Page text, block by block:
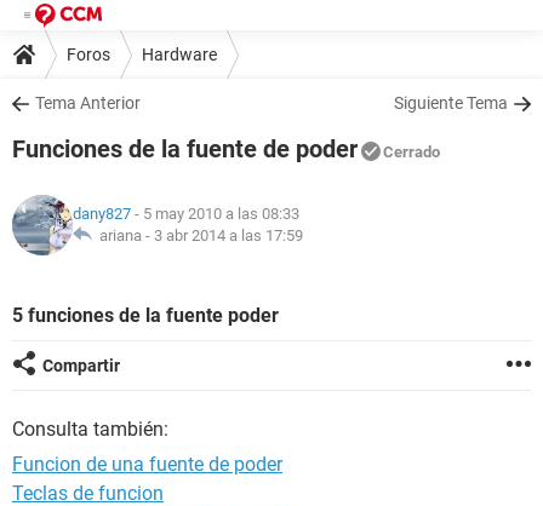
Foros Hardware
Tema Anterior Siguiente Tema
Funciones de la fuente de poder Cerrado
dany827 - 5 may 2010 a las 08:33
ariana - 3 abr 2014 a las 17:59
5 funciones de la fuente poder
Compartir
Consulta también:
Funcion de una fuente de poder
Teclas de funcion